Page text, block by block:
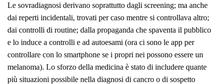
Le sovradiagnosi derivano soprattutto dagli screening; ma anche
dai reperti incidentali, trovati per caso mentre si controllava altro;
dai controlli di routine; dalla propaganda che spaventa il pubblico
e lo induce a controlli e ad autoesami (ora ci sono le app per
controllare con lo smartphone se i propri nei possono essere un
melanoma). Lo sforzo della medicina è stato di includere quante
più situazioni possibile nella diagnosi di cancro o di sospetto